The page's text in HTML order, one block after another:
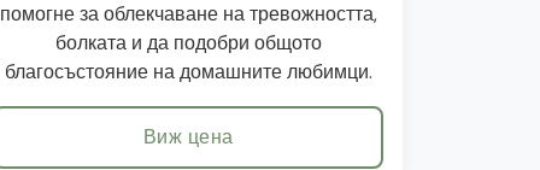
помогне за облекчаване на тревожността,
болката и да подобри общото
благосъстояние на домашните любимци.
Виж цена